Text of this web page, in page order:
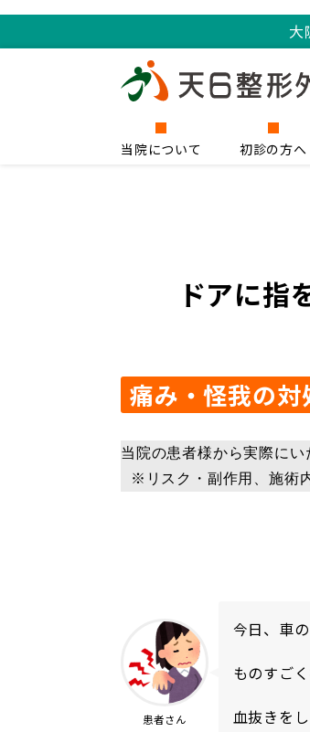
大
当院について 初診の方へ
ドアに指
痛み・怪我の対
当院の患者様から実際にい
※リスク・副作用、施術
患者さん
今日、車
ものすご
血抜きを